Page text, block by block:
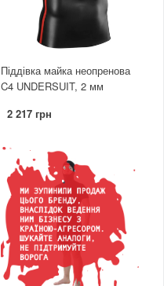
Піддівка майка неопренова
C4 UNDERSUIT, 2 мм
2 217 грн